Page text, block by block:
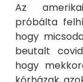
Az
próbálta
hogy
beutalt
hogy